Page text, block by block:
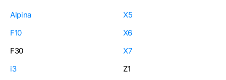
Alpina
F10
F30
i3
X5
X6
X7
Z1